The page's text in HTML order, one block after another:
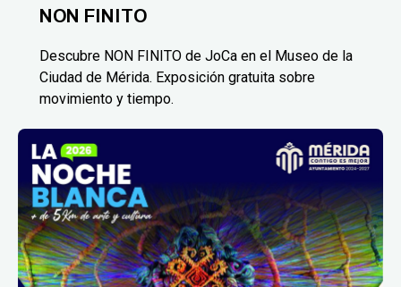
NON FINITO
Descubre NON FINITO de JoCa en el Museo de la
Ciudad de Mérida. Exposición gratuita sobre
movimiento y tiempo.